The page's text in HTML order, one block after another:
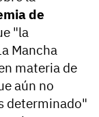
de
"la
Mancha
materia de
aún no
determinado"